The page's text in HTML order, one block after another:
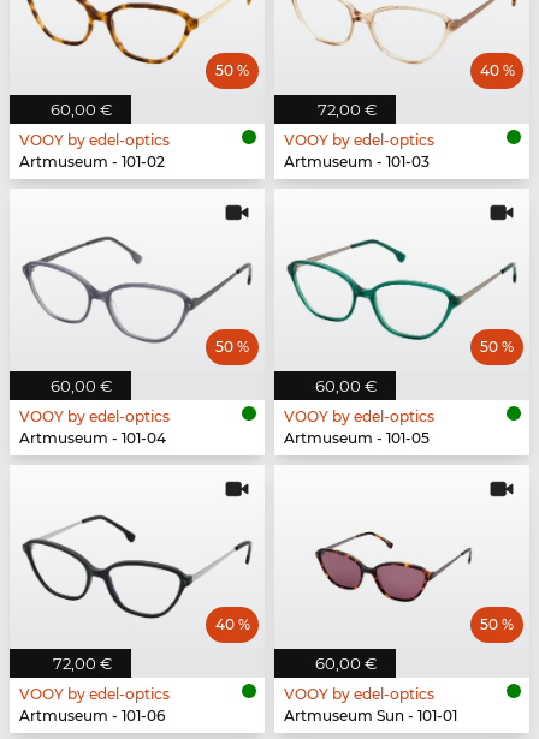
60,00 €
50 %
VOOY by edel-optics
Artmuseum - 101-02
72,00 €
40 %
VOOY by edel-optics
Artmuseum - 101-03
60,00 €
50 %
VOOY by edel-optics
Artmuseum - 101-04
60,00 €
50 %
VOOY by edel-optics
Artmuseum - 101-05
72,00 €
40 %
VOOY by edel-optics
Artmuseum - 101-06
60,00 €
50 %
VOOY by edel-optics
Artmuseum Sun - 101-01